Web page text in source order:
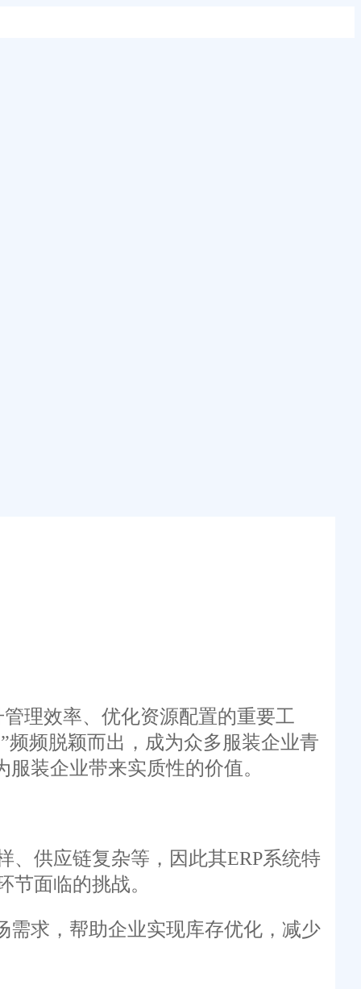
理效率、优化资源配置的重要工
频频脱颖而出，成为众多服装企业青
装企业带来实质性的价值。
供应链复杂等，因此其ERP系统特
面临的挑战。
求，帮助企业实现库存优化，减少